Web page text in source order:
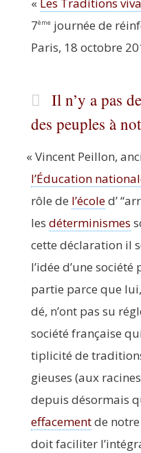
7ème jour­née de
Paris, 18 octobre
Il n’y a pas
des peuples à
« Vincent Peillon,
l’Éducation
rôle de l’écoled’“
les déter­mi­nismes
cette décla­ra­tion il
l’idée d’une
par­tie parce que
dé, n’ont pas su
socié­té fran­çaise
ti­pli­ci­té de
gieuses (aux
depuis désor­mais
effa­ce­mentde
doit faci­li­ter